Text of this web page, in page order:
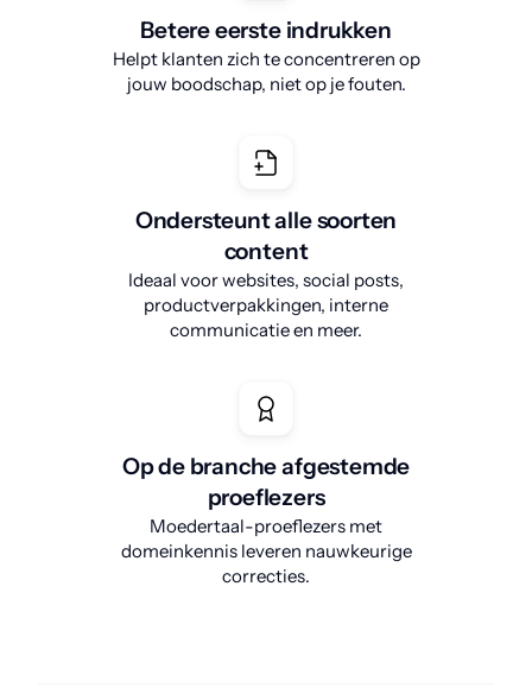
Betere eerste indrukken
Helpt klanten zich te concentreren op
jouw boodschap, niet op je fouten.
Ondersteunt alle soorten
content
Ideaal voor websites, social posts,
productverpakkingen, interne
communicatie en meer.
Op de branche afgestemde
proeflezers
Moedertaal-proeflezers met
domeinkennis leveren nauwkeurige
correcties.